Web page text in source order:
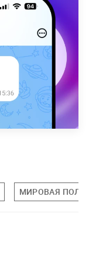
МИРОВАЯ